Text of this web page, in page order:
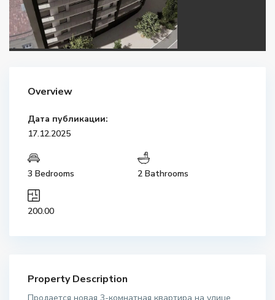
Overview
Дата публикации:
17.12.2025
3 Bedrooms 2 Bathrooms
200.00
Property Description